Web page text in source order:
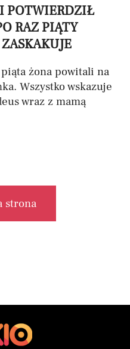
POTWIERDZIŁ
RAZ PIĄTY
żona powitali na
Wszystko wskazuje
wraz z mamą
strona